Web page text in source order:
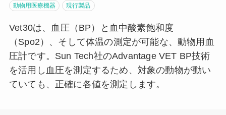
動物用医療機器 現行製品
Vet30は、血圧（BP）と血中酸素飽和度
（Spo2）、そして体温の測定が可能な、動物用血
圧計です。Sun Tech社のAdvantage VET BP技術
を活用し血圧を測定するため、対象の動物が動い
ていても、正確に各値を測定します。